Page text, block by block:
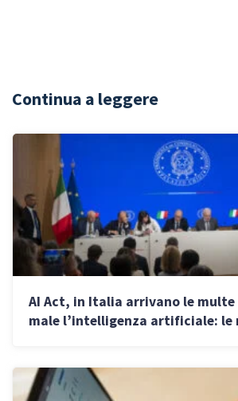
Continua a leggere
AI Act, in Italia arrivano le multe
male l’intelligenza artificiale: le